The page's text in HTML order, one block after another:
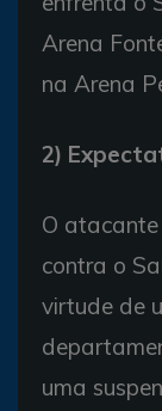
Arena
na Arena
2)
O
contra o
virtude de
uma